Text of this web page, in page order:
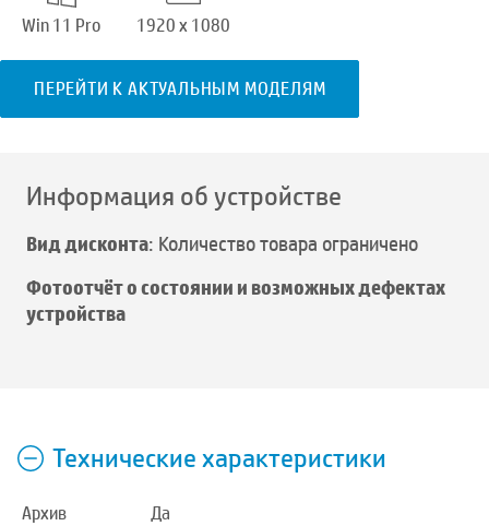
Win 11 Pro 1920 x 1080
ПЕРЕЙТИ К АКТУАЛЬНЫМ МОДЕЛЯМ
Информация об устройстве
Вид дисконта: Количество товара ограничено
Фотоотчёт о состоянии и возможных дефектах
устройства
Технические характеристики
Архив
Да